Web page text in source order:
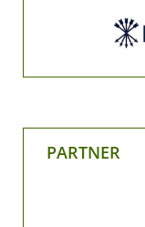
PARTNER